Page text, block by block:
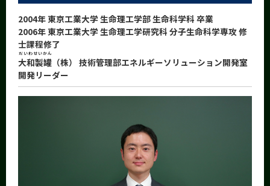
2004年 東京工業大学 生命理工学部 生命科学科 卒業
2006年 東京工業大学 生命理工学研究科 分子生命科学専攻 修
士課程修了
大和製罐
だいわせいかん
（株） 技術管理部エネルギーソリューション開発室
開発リーダー
イベントカレンダー
Event Calendar
学内向け情報
系詳細情報